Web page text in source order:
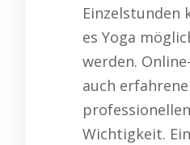
Einzelstunden
es Yoga
werden.
auch
Wichtigkeit.